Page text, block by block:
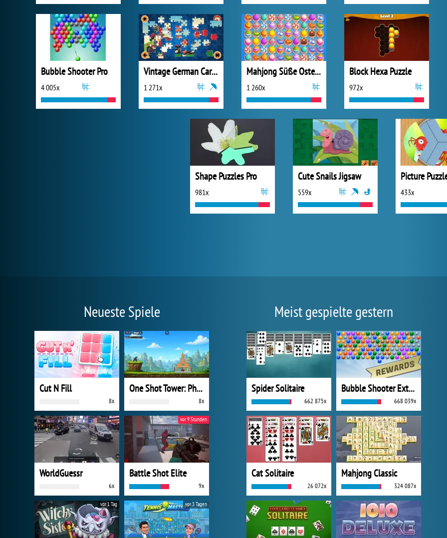
Bubble Shooter Pro
4 005x
Vintage German Cars Jigsaw
1 271x
Mahjong Süße Ostern
1 260x
Block Hexa Puzzle
972x
Shape Puzzles Pro
981x
Cute Snails Jigsaw
559x
Picture
433x
Neueste Spiele
Cut N Fill
8x
One Shot Tower: Physics Destroyer
8x
WorldGuessr
6x
Battle Shot Elite
9x
vor 9 Stunden
vor 1 Tag vor 3 Tagen
Meist gespielte gestern
Spider Solitaire
662 875x
Bubble Shooter Extreme
668 039x
Cat Solitaire
26 072x
Mahjong Classic
324 087x